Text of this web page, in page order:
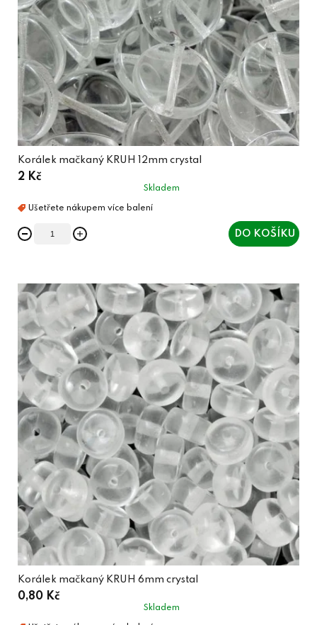
Korálek mačkaný KRUH 12mm crystal
2 Kč
Skladem
DO KOŠÍKU
Korálek mačkaný KRUH 6mm crystal
0,80 Kč
Skladem